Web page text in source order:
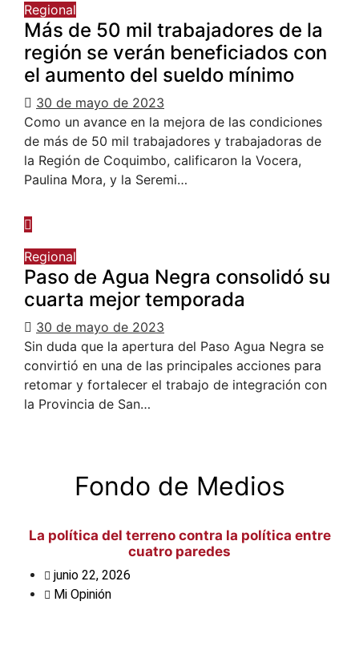
Regional
Más de 50 mil trabajadores de la
región se verán beneficiados con
el aumento del sueldo mínimo
30 de mayo de 2023
Como un avance en la mejora de las condiciones
de más de 50 mil trabajadores y trabajadoras de
la Región de Coquimbo, calificaron la Vocera,
Paulina Mora, y la Seremi…
Regional
Paso de Agua Negra consolidó su
cuarta mejor temporada
30 de mayo de 2023
Sin duda que la apertura del Paso Agua Negra se
convirtió en una de las principales acciones para
retomar y fortalecer el trabajo de integración con
la Provincia de San…
Fondo de Medios
La política del terreno contra la política entre
cuatro paredes
junio 22, 2026
Mi Opinión